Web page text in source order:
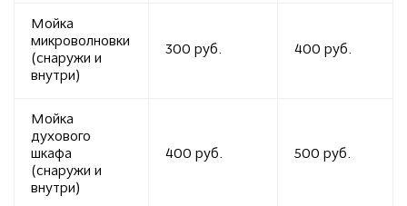
Мойка
микроволновки
(снаружи и
внутри)
300 руб. 400 руб.
Мойка
духового
шкафа
(снаружи и
внутри)
400 руб. 500 руб.